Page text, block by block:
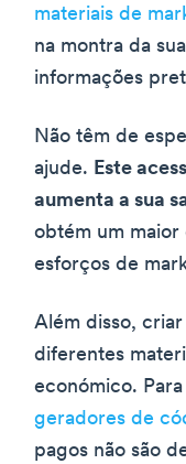
materiais de
na montra da
informações
Não têm de
ajude. Este
aumenta a sua
obtém um maior
esforços de
Além disso,
diferentes
económico.
geradores de
pagos não são